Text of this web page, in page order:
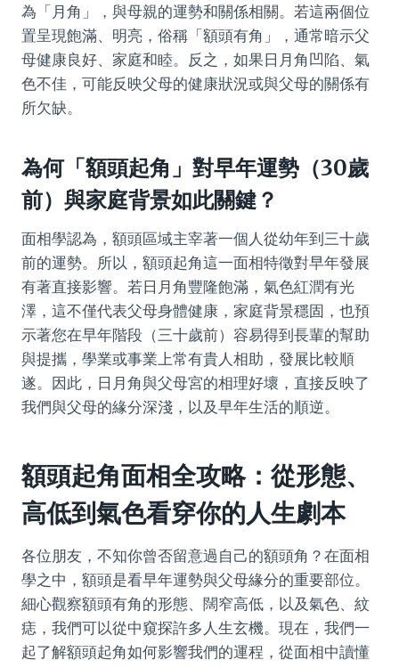
為「月角」，與母親的運勢和關係相關。若這兩個位
置呈現飽滿、明亮，俗稱「額頭有角」，通常暗示父
母健康良好、家庭和睦。反之，如果日月角凹陷、氣
色不佳，可能反映父母的健康狀況或與父母的關係有
所欠缺。
為何「額頭起角」對早年運勢（30歲
前）與家庭背景如此關鍵？
面相學認為，額頭區域主宰著一個人從幼年到三十歲
前的運勢。所以，額頭起角這一面相特徵對早年發展
有著直接影響。若日月角豐隆飽滿，氣色紅潤有光
澤，這不僅代表父母身體健康，家庭背景穩固，也預
示著您在早年階段（三十歲前）容易得到長輩的幫助
與提攜，學業或事業上常有貴人相助，發展比較順
遂。因此，日月角與父母宮的相理好壞，直接反映了
我們與父母的緣分深淺，以及早年生活的順逆。
額頭起角面相全攻略：從形態、
高低到氣色看穿你的人生劇本
各位朋友，不知你曾否留意過自己的額頭角？在面相
學之中，額頭是看早年運勢與父母緣分的重要部位。
細心觀察額頭有角的形態、闊窄高低，以及氣色、紋
痣，我們可以從中窺探許多人生玄機。現在，我們一
起了解額頭起角如何影響我們的運程，從面相中讀懂